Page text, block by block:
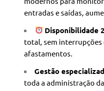
entradas e saídas,
Disponibilidade
total, sem interrupções
afastamentos.
Gestão
toda a administração